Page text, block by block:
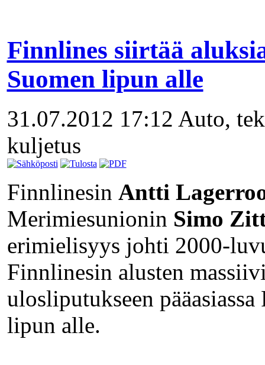
Finnlines siirtää
Suomen lipun alle
31.07.2012 17:12 Auto,
kuljetus
Finnlinesin Antti
Merimiesunionin Simo
erimielisyys johti 2000-
Finnlinesin alusten
ulosliputukseen pääasiassa
lipun alle.